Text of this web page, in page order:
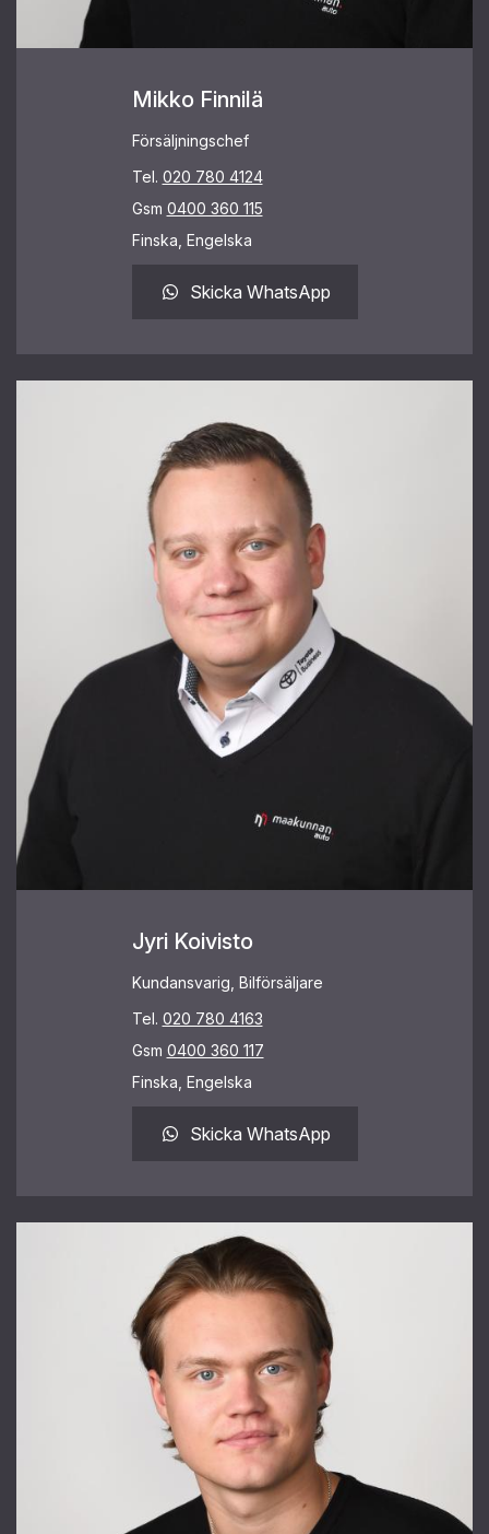
Mikko Finnilä
Försäljningschef
Tel. 020 780 4124
Gsm 0400 360 115
Finska, Engelska
Skicka WhatsApp
Jyri Koivisto
Kundansvarig, Bilförsäljare
Tel. 020 780 4163
Gsm 0400 360 117
Finska, Engelska
Skicka WhatsApp